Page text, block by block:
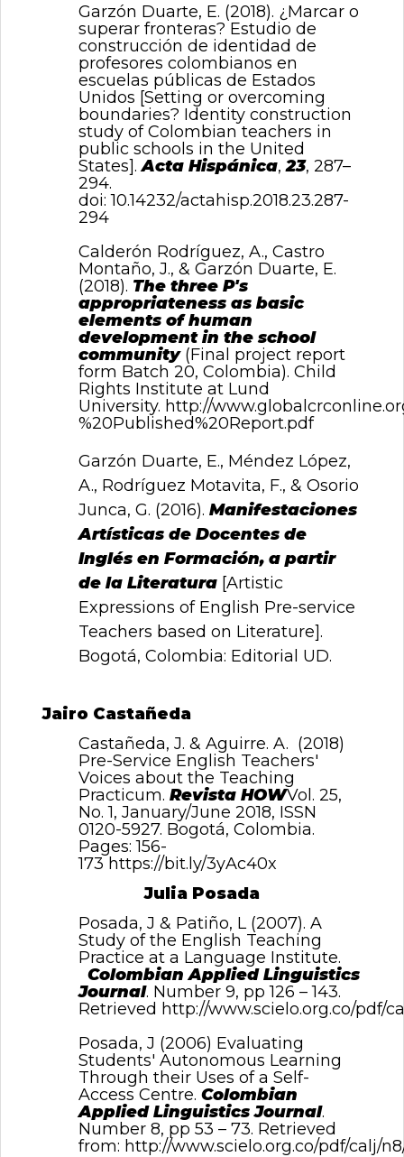
Garzón Duarte, E. (2018). ¿Marcar o
superar fronteras? Estudio de
construcción de identidad de
profesores colombianos en
escuelas públicas de Estados
Unidos [Setting or overcoming
boundaries? Identity construction
study of Colombian teachers in
public schools in the United
States].Acta Hispánica,23, 287–
294.
doi:10.14232/actahisp.2018.23.287-
294
Calderón Rodríguez, A., Castro
Montaño, J., & Garzón Duarte, E.
(2018). The three P's
appropriateness as basic
elements of human
development in the school
community (Final project report
form Batch 20, Colombia). Child
Rights Institute at Lund
University. http://
%20Published%20Report.pdf
Garzón Duarte, E., Méndez López,
A., Rodríguez Motavita, F., & Osorio
Junca, G. (2016). Manifestaciones
Artísticas de Docentes de
Inglés en Formación, a partir
de la Literatura [Artistic
Expressions of English Pre-service
Teachers based on Literature].
Bogotá, Colombia: Editorial UD.
Jairo Castañeda
Castañeda, J. & Aguirre. A. (2018)
Pre-Service English Teachers'
Voices about the Teaching
Practicum. Revista HOWVol. 25,
No. 1, January/June 2018, ISSN
0120-5927. Bogotá, Colombia.
Pages: 156-
173 https://bit.ly/3yAc40x
Julia Posada
Posada, J & Patiño, L (2007). A
Study of the English Teaching
Practice at a Language Institute.
Colombian Applied Linguistics
Journal. Number 9, pp 126 – 143.
Retrieved http://www.scielo.org.co/pdf/
Posada, J (2006) Evaluating
Students' Autonomous Learning
Through their Uses of a Self-
Access Centre. Colombian
Applied Linguistics Journal.
Number 8, pp 53 – 73. Retrieved
from: http://www.scielo.org.co/pdf/calj/